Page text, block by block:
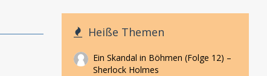
Heiße Themen
Ein Skandal in Böhmen (Folge 12) –
Sherlock Holmes